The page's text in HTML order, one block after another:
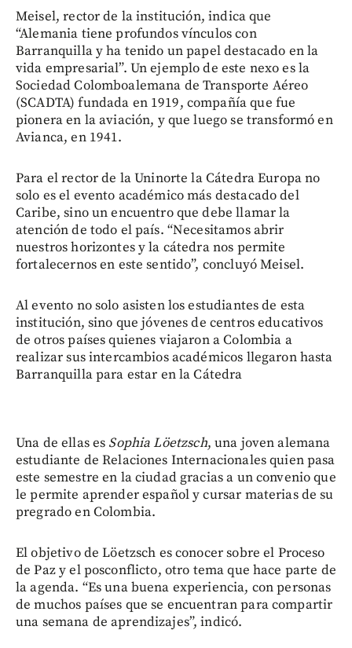
Meisel, rector de la institución, indica que
“Alemania tiene profundos vínculos con
Barranquilla y ha tenido un papel destacado en la
vida empresarial”. Un ejemplo de este nexo es la
Sociedad Colomboalemana de Transporte Aéreo
(SCADTA) fundada en 1919, compañía que fue
pionera en la aviación, y que luego se transformó en
Avianca, en 1941.
Para el rector de la Uninorte la Cátedra Europa no
solo es el evento académico más destacado del
Caribe, sino un encuentro que debe llamar la
atención de todo el país. “Necesitamos abrir
nuestros horizontes y la cátedra nos permite
fortalecernos en este sentido”, concluyó Meisel.
Al evento no solo asisten los estudiantes de esta
institución, sino que jóvenes de centros educativos
de otros países quienes viajaron a Colombia a
realizar sus intercambios académicos llegaron hasta
Barranquilla para estar en la Cátedra
Una de ellas es Sophia Löetzsch, una joven alemana
estudiante de Relaciones Internacionales quien pasa
este semestre en la ciudad gracias a un convenio que
le permite aprender español y cursar materias de su
pregrado en Colombia.
El objetivo de Löetzsch es conocer sobre el Proceso
de Paz y el posconflicto, otro tema que hace parte de
la agenda. “Es una buena experiencia, con personas
de muchos países que se encuentran para compartir
una semana de aprendizajes”, indicó.